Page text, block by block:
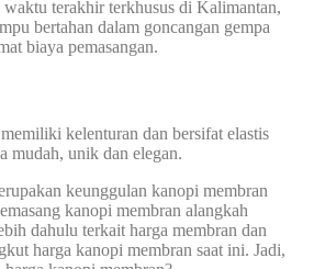
waktu terakhir terkhusus di Kalimantan,
bertahan dalam goncangan gempa
biaya pemasangan.
kelenturan dan bersifat elastis
mudah, unik dan elegan.
keunggulan kanopi membran
kanopi membran alangkah
dahulu terkait harga membran dan
harga kanopi membran saat ini. Jadi,